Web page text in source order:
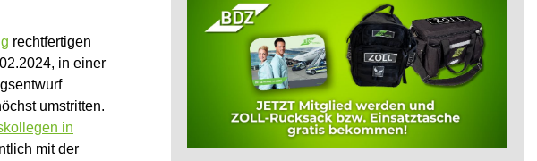
rechtfertigen
in einer
umstritten.
in
mit der